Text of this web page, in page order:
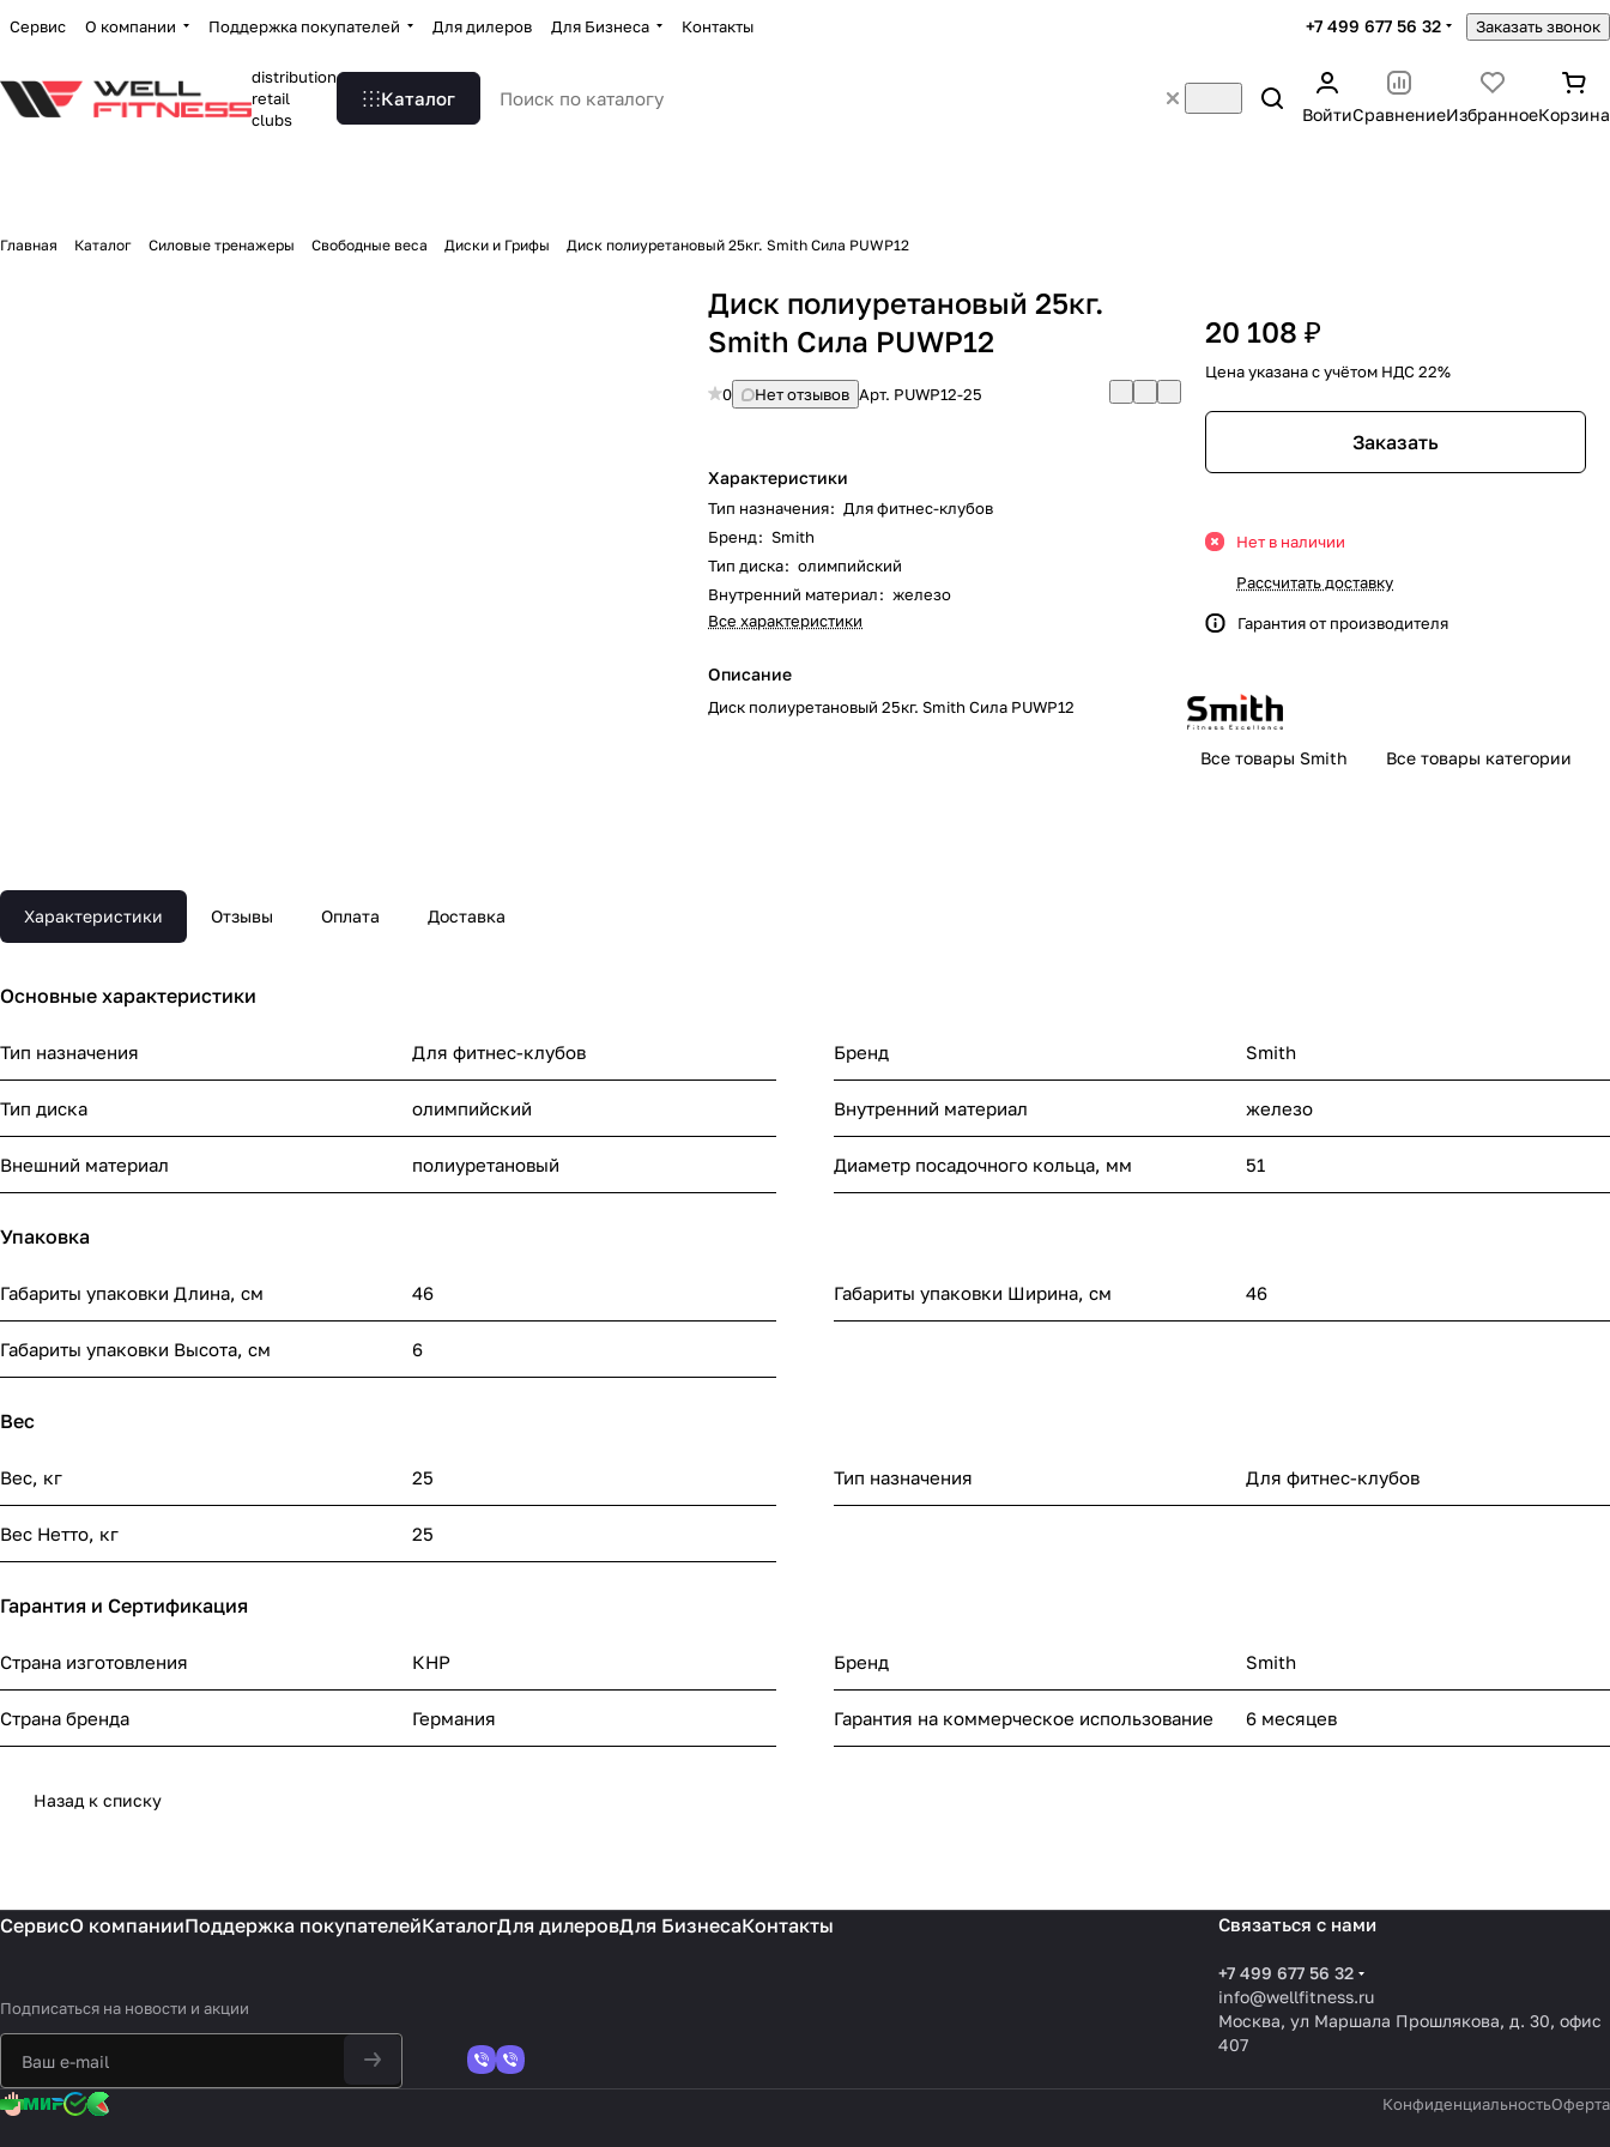
Сервис О компании Поддержка покупателей Для дилеров Для Бизнеса Контакты +7 499 677 56 32 Заказать звонок
distribution
retail
clubs
Каталог
ВойтиСравнениеИзбранноеКорзина
Главная Каталог Силовые тренажеры Свободные веса Диски и Грифы Диск полиуретановый 25кг. Smith Сила PUWP12
Диск полиуретановый 25кг.
Smith Сила PUWP12
0 Нет отзывов Арт. PUWP12-25
Характеристики
Тип назначения: Для фитнес-клубов
Бренд: Smith
Тип диска: олимпийский
Внутренний материал: железо
Все характеристики
Описание
Диск полиуретановый 25кг. Smith Сила PUWP12
20 108 ₽
Цена указана с учётом НДС 22%
Заказать
Нет в наличии
Рассчитать доставку
Гарантия от производителя
Все товары Smith Все товары категории
Характеристики Отзывы Оплата Доставка
Основные xарактеристики
Тип назначения Для фитнес-клубов Бренд Smith
Тип диска олимпийский Внутренний материал железо
Внешний материал полиуретановый Диаметр посадочного кольца, мм 51
Упаковка
Габариты упаковки Длина, см 46 Габариты упаковки Ширина, см 46
Габариты упаковки Высота, см 6
Вес
Вес, кг 25 Тип назначения Для фитнес-клубов
Вес Нетто, кг 25
Гарантия и Сертификация
Страна изготовления КНР Бренд Smith
Страна бренда Германия Гарантия на коммерческое использование 6 месяцев
Назад к списку
СервисО компанииПоддержка покупателейКаталогДля дилеровДля БизнесаКонтакты
Подписаться на новости и акции
Связаться с нами
+7 499 677 56 32
info@wellfitness.ru
Москва, ул Маршала Прошлякова, д. 30, офис
407
КонфиденциальностьОферта